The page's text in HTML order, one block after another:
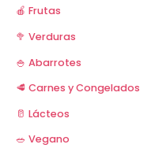
🍎 Frutas
🥦 Verduras
🍚 Abarrotes
🥩 Carnes y Congelados
🥛 Lácteos
🥗 Vegano